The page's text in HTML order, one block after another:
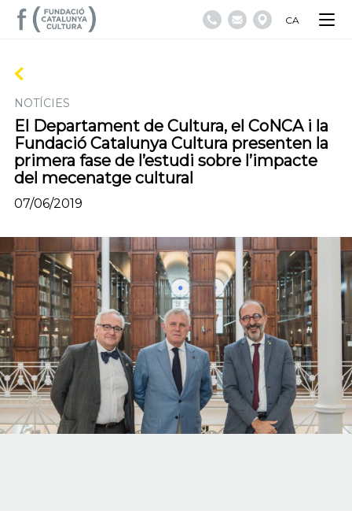
CA
NOTÍCIES
El Departament de Cultura, el CoNCA i la
Fundació Catalunya Cultura presenten la
primera fase de l’estudi sobre l’impacte
del mecenatge cultural
07/06/2019